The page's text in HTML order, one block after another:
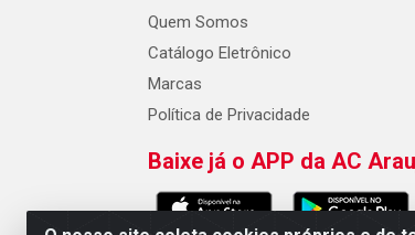
Quem Somos
Catálogo Eletrônico
Marcas
Política de Privacidade
Baixe já o APP da AC